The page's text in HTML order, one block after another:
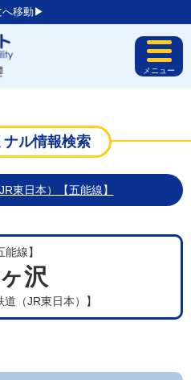
へ移動▶︎
メニュー
ル情報検索
東日本）【五能線】
能線】
沢
道（JR東日本）】